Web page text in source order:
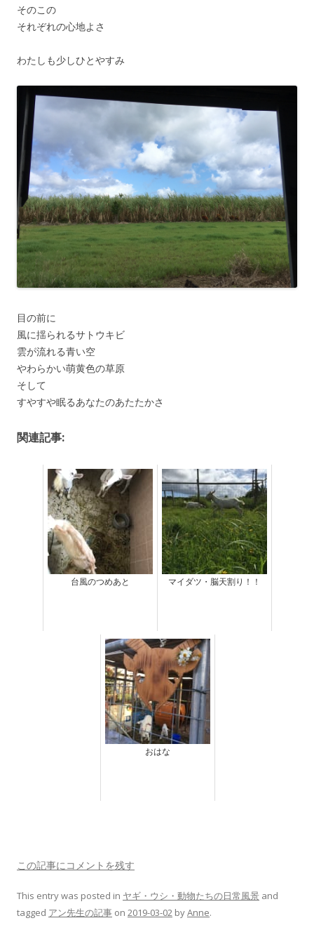
そのこの
それぞれの心地よさ
わたしも少しひとやすみ
目の前に
風に揺られるサトウキビ
雲が流れる青い空
やわらかい萌黄色の草原
そして
すやすや眠るあなたのあたたかさ
関連記事:
台風のつめあと マイダツ・脳天割り！！
おはな
この記事にコメントを残す
This entry was posted in ヤギ・ウシ・動物たちの日常風景 and
tagged アン先生の記事 on 2019-03-02 byAnne.